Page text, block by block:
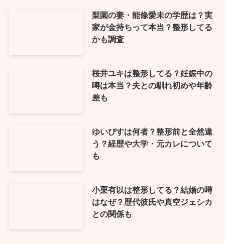
梨園の妻・能條愛未の学歴は？実
家が金持ちって本当？整形してる
かも調査
桜井ユキは整形してる？妊娠中の
噂は本当？夫との馴れ初めや年齢
差も
ゆいぴすは何者？整形前と全然違
う？経歴や大学・元カレについて
も
小栗有以は整形してる？結婚の噂
はなぜ？歴代彼氏や真空ジェシカ
との関係も